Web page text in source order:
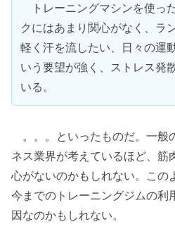
トレーニングマシンを使っ
クにはあまり関心がなく、ラ
軽く汗を流したい、日々の運
いう要望が強く、ストレス発
いる。
。。。といったものだ。一般
ネス業界が考えているほど、筋
心がないのかもしれない。この
今までのトレーニングジムの利
因なのかもしれない。